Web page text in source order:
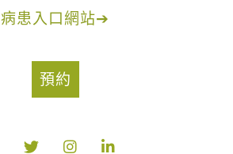
病患入口網站➔
預約